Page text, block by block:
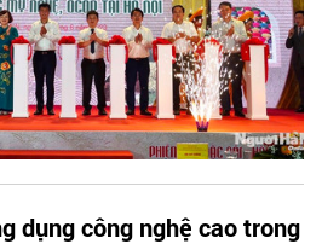
dụng công nghệ cao trong